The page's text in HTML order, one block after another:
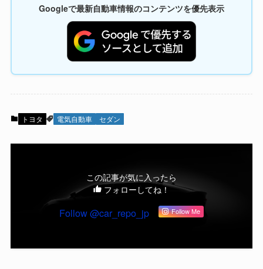
Googleで最新自動車情報のコンテンツを優先表示
トヨタ 電気自動車 セダン
この記事が気に入ったら
フォローしてね！
Follow @car_repo_jp Follow Me